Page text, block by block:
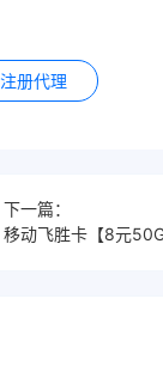
注册代理
下一篇：
移动飞胜卡【8元